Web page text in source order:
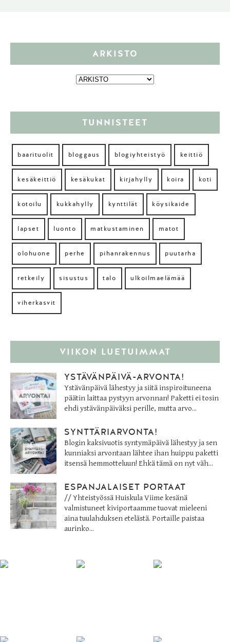
ARKISTO
TUNNISTEET
baarituolit bloggaus blogiyhteistyö keittiö
kesäkeittiö kesäkukat kirjahylly koira koti
kotoilu kukkahylly kynttilät köysikaide
lapset luonto matkustaminen matot
olohuone perhe pihanrakennus puutarha
retkeily sisustus talo ulkoilmaelämää
viherkasvit
VIIKON LUETUIMMAT
YSTÄVÄNPÄIVÄ-ARVONTA!
Ystävänpäivä lähestyy ja siitä inspiroituneena
päätin laittaa pystyyn arvonnan! Paketti ei tosin
ehdi ystävänpäiväksi perille, mutta arvo...
SYNTTÄRIARVONTA!
Blogin kaksivuotis syntymäpäivä lähestyy ja sen
kunniaksi arvontaan lähtee ihan huippu paketti
itsensä hemmotteluun! Ehkä tämä on nyt väh...
ESPANJALAISET PORTAAT
// Yhteistyössä Huiskula Viime kesänä
valmistuneet kiviportaamme tuovat mieleeni
aina tuulahduksen etelästä. Portaille paistaa
aurinko...